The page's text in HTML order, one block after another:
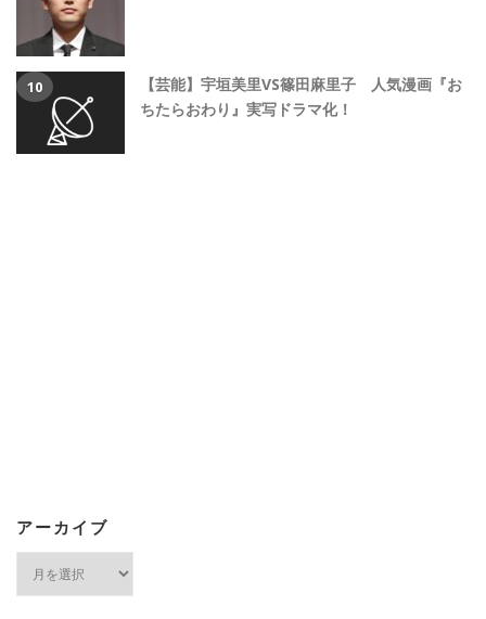
【芸能】宇垣美里VS篠田麻里子 人気漫画『お
ちたらおわり』実写ドラマ化！
アーカイブ